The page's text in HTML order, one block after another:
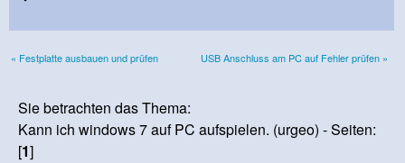
« Festplatte ausbauen und prüfen USB Anschluss am PC auf Fehler prüfen »
Sie betrachten das Thema:
Kann ich windows 7 auf PC aufspielen. (urgeo) - Seiten:
[1]